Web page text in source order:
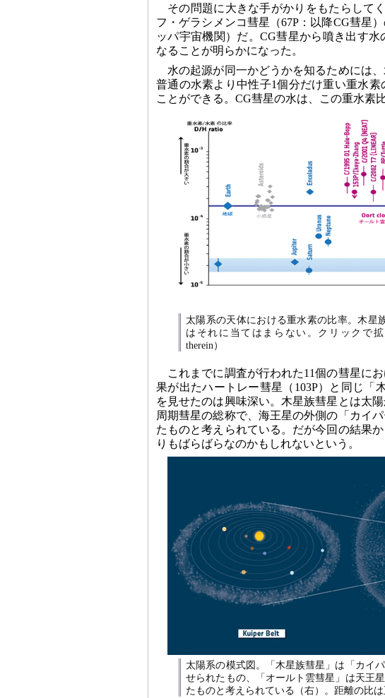
その問題に大きな手がかりをもたらして
フ・ゲラシメンコ彗星（67P：以降CG彗星
ッパ宇宙機関）だ。CG彗星から噴き出す
なることが明らかになった。
水の起源が同一かどうかを知るためには
普通の水素より中性子1個分だけ重い重水
ことができる。CG彗星の水は、この重水素
太陽系の天体における重水素の比率。木星
はそれに当てはまらない。クリックで拡
therein）
これまでに調査が行われた11個の彗星に
果が出たハートレー彗星（103P）と同じ「
を見せたのは興味深い。木星族彗星とは太
周期彗星の総称で、海王星の外側の「カイ
たものと考えられている。だが今回の結果
りもばらばらなのかもしれないという。
太陽系の模式図。「木星族彗星」は「カイ
せられたもの、「オールト雲彗星」は天王
たものと考えられている（右）。距離の比は